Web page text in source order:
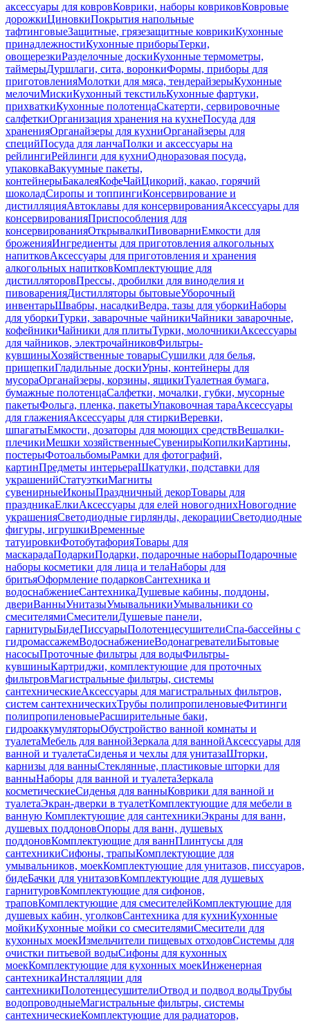
аксессуары для ковровКоврики, наборы ковриковКовровые
дорожкиЦиновкиПокрытия напольные
тафтинговыеЗащитные, грязезащитные коврикиКухонные
принадлежностиКухонные приборыТерки,
овощерезкиРазделочные доскиКухонные термометры,
таймерыДуршлаги, сита, воронкиФормы, приборы для
приготовленияМолотки для мяса, тендерайзерыКухонные
мелочиМискиКухонный текстильКухонные фартуки,
прихваткиКухонные полотенцаСкатерти, сервировочные
салфеткиОрганизация хранения на кухнеПосуда для
храненияОрганайзеры для кухниОрганайзеры для
специйПосуда для ланчаПолки и аксессуары на
рейлингиРейлинги для кухниОдноразовая посуда,
упаковкаВакуумные пакеты,
контейнерыБакалеяКофеЧайЦикорий, какао, горячий
шоколадСиропы и топпингиКонсервирование и
дистилляцияАвтоклавы для консервированияАксессуары для
консервированияПриспособления для
консервированияОткрывалкиПивоварниЕмкости для
броженияИнгредиенты для приготовления алкогольных
напитковАксессуары для приготовления и хранения
алкогольных напитковКомплектующие для
дистилляторовПрессы, дробилки для виноделия и
пивоваренияДистилляторы бытовыеУборочный
инвентарьШвабры, насадкиВедра, тазы для уборкиНаборы
для уборкиТурки, заварочные чайникиЧайники заварочные,
кофейникиЧайники для плитыТурки, молочникиАксессуары
для чайников, электрочайниковФильтры-
кувшиныХозяйственные товарыСушилки для белья,
прищепкиГладильные доскиУрны, контейнеры для
мусораОрганайзеры, корзины, ящикиТуалетная бумага,
бумажные полотенцаСалфетки, мочалки, губки, мусорные
пакетыФольга, пленка, пакетыУпаковочная тараАксессуары
для глаженияАксессуары для стиркиВеревки,
шпагатыЕмкости, дозаторы для моющих средствВешалки-
плечикиМешки хозяйственныеСувенирыКопилкиКартины,
постерыФотоальбомыРамки для фотографий,
картинПредметы интерьераШкатулки, подставки для
украшенийСтатуэткиМагниты
сувенирныеИконыПраздничный декорТовары для
праздникаЕлкиАксессуары для елей новогоднихНовогодние
украшенияСветодиодные гирлянды, декорацииСветодиодные
фигуры, игрушкиВременные
татуировкиФотобутафорияТовары для
маскарадаПодаркиПодарки, подарочные наборыПодарочные
наборы косметики для лица и телаНаборы для
бритьяОформление подарковСантехника и
водоснабжениеСантехникаДушевые кабины, поддоны,
двериВанныУнитазыУмывальникиУмывальники со
смесителямиСмесителиДушевые панели,
гарнитурыБидеПиссуарыПолотенцесушителиСпа-бассейны с
гидромассажемВодоснабжениеВодонагревателиБытовые
насосыПроточные фильтры для водыФильтры-
кувшиныКартриджи, комплектующие для проточных
фильтровМагистральные фильтры, системы
сантехническиеАксессуары для магистральных фильтров,
систем сантехническихТрубы полипропиленовыеФитинги
полипропиленовыеРасширительные баки,
гидроаккумуляторыОбустройство ванной комнаты и
туалетаМебель для ваннойЗеркала для ваннойАксессуары для
ванной и туалетаСиденья и чехлы для унитазаШторки,
карнизы для ванныСтеклянные, пластиковые шторки для
ванныНаборы для ванной и туалетаЗеркала
косметическиеСиденья для ванныКоврики для ванной и
туалетаЭкран-дверки в туалетКомплектующие для мебели в
ванную Комплектующие для сантехникиЭкраны для ванн,
душевых поддоновОпоры для ванн, душевых
поддоновКомплектующие для ваннПлинтусы для
сантехникиСифоны, трапыКомплектующие для
умывальников, моекКомплектующие для унитазов, писсуаров,
бидеБачки для унитазовКомплектующие для душевых
гарнитуровКомплектующие для сифонов,
траповКомплектующие для смесителейКомплектующие для
душевых кабин, уголковСантехника для кухниКухонные
мойкиКухонные мойки со смесителямиСмесители для
кухонных моекИзмельчители пищевых отходовСистемы для
очистки питьевой водыСифоны для кухонных
моекКомплектующие для кухонных моекИнженерная
сантехникаИнсталляции для
сантехникиПолотенцесушителиОтвод и подвод водыТрубы
водопроводныеМагистральные фильтры, системы
сантехническиеКомплектующие для радиаторов,